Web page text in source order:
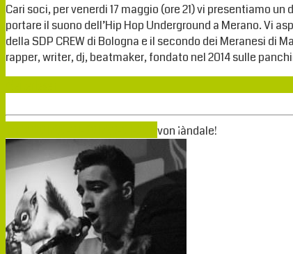
Cari soci, per venerdi 17 maggio (ore 21) vi presentiamo
portare il suono dell’Hip Hop Underground a Merano. Vi
della SDP CREW di Bologna e il secondo dei Meranesi di
rapper, writer, dj, beatmaker, fondato nel 2014 sulle
von ¡àndale!